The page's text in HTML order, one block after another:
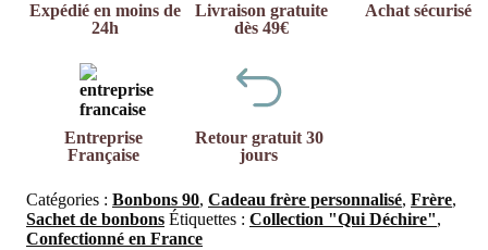
Expédié en moins de
24h
Livraison gratuite
dès 49€
Achat sécurisé
Entreprise
Française
Retour gratuit 30
jours
Catégories : Bonbons 90, Cadeau frère personnalisé, Frère,
Sachet de bonbons Étiquettes : Collection "Qui Déchire",
Confectionné en France